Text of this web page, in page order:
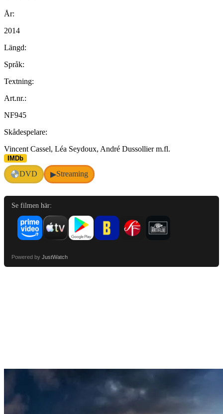
År:
2014
Längd:
Språk:
Textning:
Art.nr.:
NF945
Skådespelare:
Vincent Cassel, Léa Seydoux, André Dussollier m.fl.
IMDb
DVD ▶Streaming
Se filmen här:
Powered by JustWatch